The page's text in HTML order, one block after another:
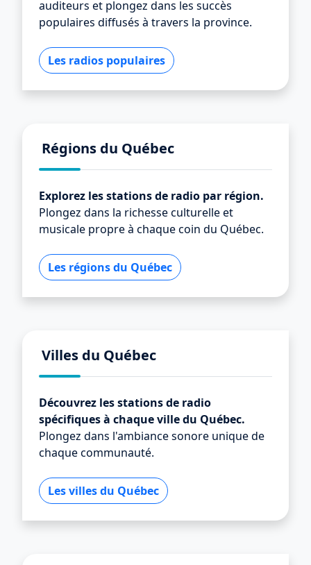
auditeurs et plongez dans les succès
populaires diffusés à travers la province.
Les radios populaires
Régions du Québec
Explorez les stations de radio par région.
Plongez dans la richesse culturelle et
musicale propre à chaque coin du Québec.
Les régions du Québec
Villes du Québec
Découvrez les stations de radio
spécifiques à chaque ville du Québec.
Plongez dans l'ambiance sonore unique de
chaque communauté.
Les villes du Québec